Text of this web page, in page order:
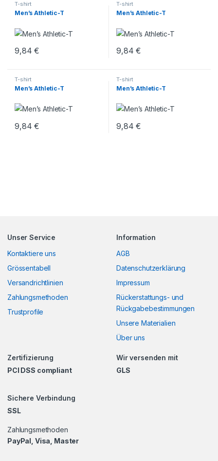
T-shirt
Men’s Athletic-T
9,84€
T-shirt
Men’s Athletic-T
9,84€
T-shirt
Men’s Athletic-T
9,84€
T-shirt
Men’s Athletic-T
9,84€
Unser Service
Kontaktiere uns
Grössentabell
Versandrichtlinien
Zahlungsmethoden
Trustprofile
Information
AGB
Datenschutzerklärung
Impressum
Rückerstattungs- und
Rückgabebestimmungen
Unsere Materialien
Über uns
Zertifizierung
PCI DSS compliant
Wir versenden mit
GLS
Sichere Verbindung
SSL
Zahlungsmethoden
PayPal, Visa, Master